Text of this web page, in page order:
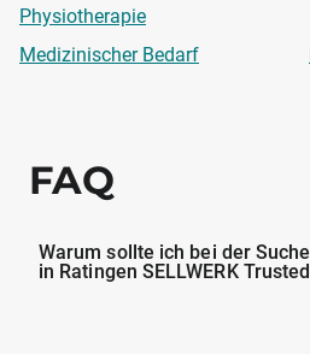
Physiotherapie
Medizinischer Bedarf
FAQ
Warum sollte ich bei der
in Ratingen SELLWERK